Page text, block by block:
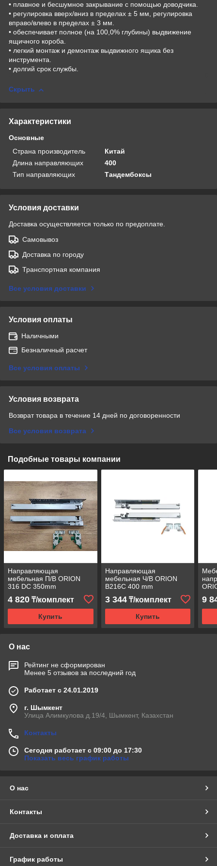
• плавное и бесшумное закрывание с помощью доводчика.
• регулировка вверх/вниз в пределах ± 5 мм, регулировка
вправо/влево в пределах ± 3 мм.
• обеспечивает полное (на 100,0% глубины) выдвижение
ящичного короба.
• легкий монтаж и демонтаж выдвижного ящика без
инструмента.
• долгий срок службы.
Скрыть
Характеристики
Основные
Страна производитель
Китай
Длина направляющих
400
Тип направляющих
Тандембоксы
Условия доставки
Доставка осуществляется только по предоплате.
Самовывоз
Доставка по городу
Транспортная компания
Все условия доставки
Условия оплаты
Наличными
Безналичный расчет
Все условия оплаты
Условия возврата
Возврат товара в течение 14 дней по договоренности
Все условия возврата
Подобные товары компании
Направляющая
мебельная П/В ORION
316 DC 350mm
4 820 ₸/комплект
Купить
Направляющая
мебельная Ч/В ORION
В216С 400 mm
3 344₸/комплект
Купить
9
О нас
Рейтинг не сформирован
Менее 5 отзывов за последний год
Работает с 24.01.2019
г. Шымкент
Улица Алимкулова д.19/4, Шымкент, Казахстан
Контакты
Сегодня работает с 09:00 до 17:30
Показать весь график работы
О нас
Контакты
Доставка и оплата
График работы